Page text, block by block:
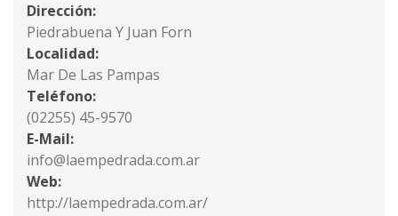
Dirección:
Piedrabuena Y Juan Forn
Localidad:
Mar De Las Pampas
Teléfono:
(02255) 45-9570
E-Mail:
info@laempedrada.com.ar
Web:
http://laempedrada.com.ar/